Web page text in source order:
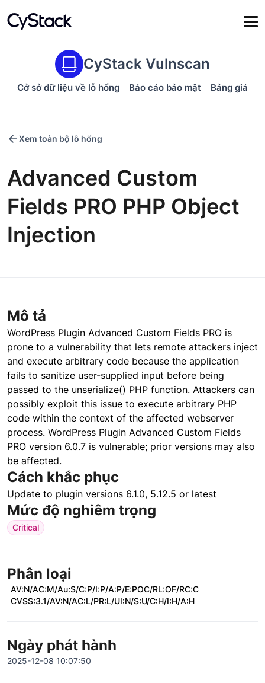
CyStack Vulnscan
Cở sở dữ liệu về lỗ hổng Báo cáo bảo mật Bảng giá
Xem toàn bộ lỗ hổng
Advanced Custom
Fields PRO PHP Object
Injection
Mô tả
WordPress Plugin Advanced Custom Fields PRO is
prone to a vulnerability that lets remote attackers inject
and execute arbitrary code because the application
fails to sanitize user-supplied input before being
passed to the unserialize() PHP function. Attackers can
possibly exploit this issue to execute arbitrary PHP
code within the context of the affected webserver
process. WordPress Plugin Advanced Custom Fields
PRO version 6.0.7 is vulnerable; prior versions may also
be affected.
Cách khắc phục
Update to plugin versions 6.1.0, 5.12.5 or latest
Mức độ nghiêm trọng
Critical
Phân loại
AV:N/AC:M/Au:S/C:P/I:P/A:P/E:POC/RL:OF/RC:C
CVSS:3.1/AV:N/AC:L/PR:L/UI:N/S:U/C:H/I:H/A:H
Ngày phát hành
2025-12-08 10:07:50